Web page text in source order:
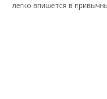
легко впишется в